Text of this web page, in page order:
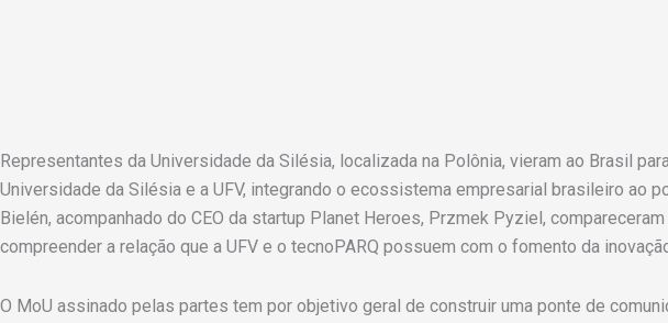
Representantes da Universidade da Silésia, localizada na Polônia, vieram ao Brasil
Universidade da Silésia e a UFV, integrando o ecossistema empresarial brasileiro ao
Bielén, acompanhado do CEO da startup Planet Heroes, Przmek Pyziel,
compreender a relação que a UFV e o tecnoPARQ possuem com o fomento da
O MoU assinado pelas partes tem por objetivo geral de construir uma ponte de